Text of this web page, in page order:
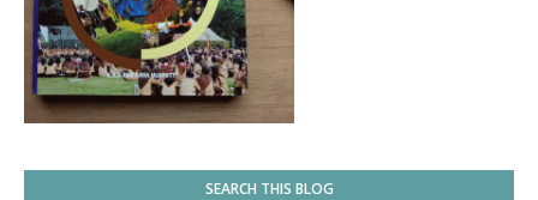
SEARCH THIS BLOG